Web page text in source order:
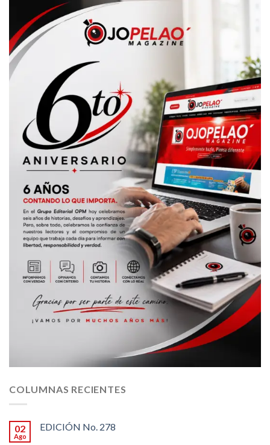
COLUMNAS RECIENTES
02
Ago
EDICIÓN No. 278